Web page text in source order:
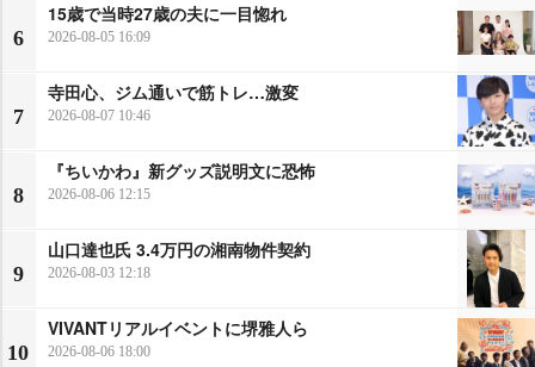
6
15歳で当時27歳の夫に一目惚れ
2026-08-05 16:09
7
寺田心、ジム通いで筋トレ…激変
2026-08-07 10:46
8
『ちいかわ』新グッズ説明文に恐怖
2026-08-06 12:15
9
山口達也氏 3.4万円の湘南物件契約
2026-08-03 12:18
10
VIVANTリアルイベントに堺雅人ら
2026-08-06 18:00